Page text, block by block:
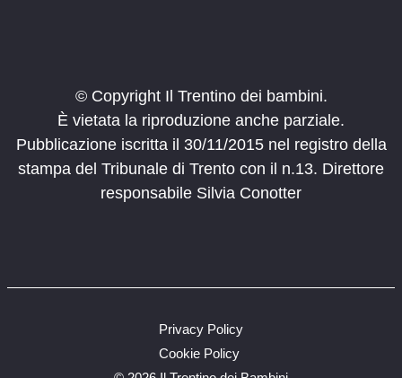
© Copyright Il Trentino dei bambini.
È vietata la riproduzione anche parziale.
Pubblicazione iscritta il 30/11/2015 nel registro della
stampa del Tribunale di Trento con il n.13. Direttore
responsabile Silvia Conotter
Privacy Policy
Cookie Policy